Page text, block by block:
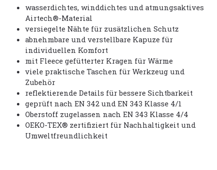
wasserdichtes, winddichtes und atmungsaktives
Airtech®-Material
versiegelte Nähte für zusätzlichen Schutz
abnehmbare und verstellbare Kapuze für
individuellen Komfort
mit Fleece gefütterter Kragen für Wärme
viele praktische Taschen für Werkzeug und
Zubehör
reflektierende Details für bessere Sichtbarkeit
geprüft nach EN 342 und EN 343 Klasse 4/1
Oberstoff zugelassen nach EN 343 Klasse 4/4
OEKO-TEX® zertifiziert für Nachhaltigkeit und
Umweltfreundlichkeit